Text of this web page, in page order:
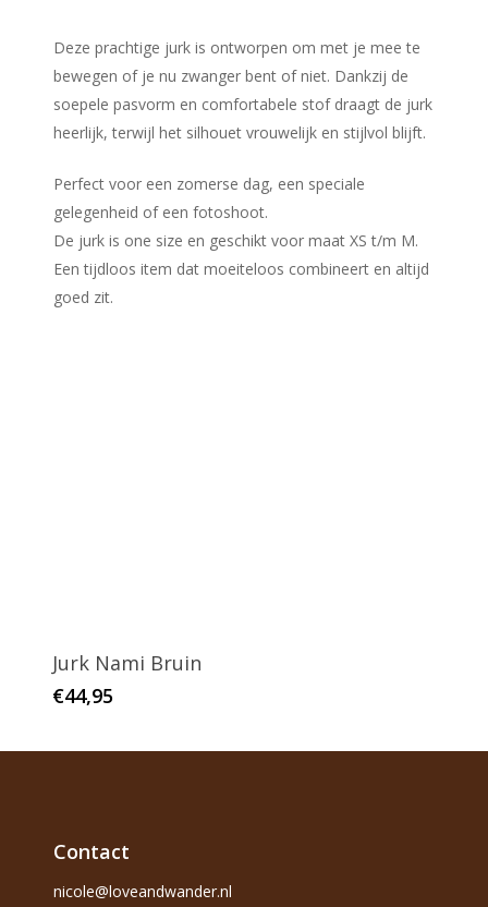
Deze prachtige jurk is ontworpen om met je mee te
bewegen of je nu zwanger bent of niet. Dankzij de
soepele pasvorm en comfortabele stof draagt de jurk
heerlijk, terwijl het silhouet vrouwelijk en stijlvol blijft.
Perfect voor een zomerse dag, een speciale
gelegenheid of een fotoshoot.
De jurk is one size en geschikt voor maat XS t/m M.
Een tijdloos item dat moeiteloos combineert en altijd
goed zit.
Jurk Nami Bruin
€44,95
Contact
nicole@loveandwander.nl